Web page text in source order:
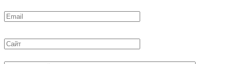
Email
Сайт